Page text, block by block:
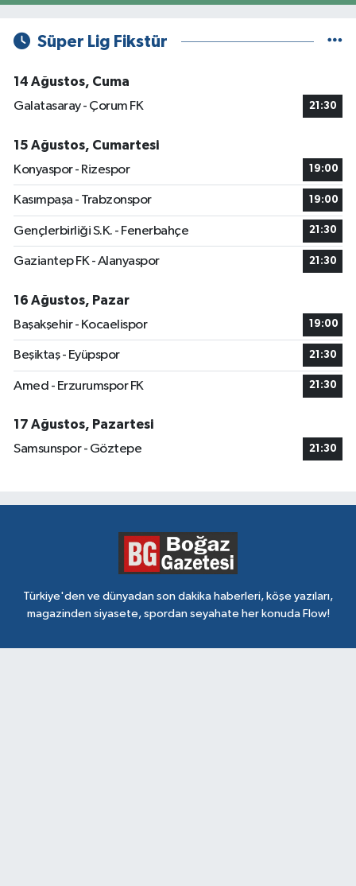
Süper Lig Fikstür
14 Ağustos, Cuma
Galatasaray - Çorum FK
21:30
15 Ağustos, Cumartesi
Konyaspor - Rizespor
19:00
Kasımpaşa - Trabzonspor 19:00
Gençlerbirliği S.K. - Fenerbahçe 21:30
Gaziantep FK - Alanyaspor 21:30
16 Ağustos, Pazar
Başakşehir - Kocaelispor
19:00
Beşiktaş - Eyüpspor 21:30
Amed - Erzurumspor FK 21:30
17 Ağustos, Pazartesi
Samsunspor - Göztepe
21:30
Türkiye'den ve dünyadan son dakika haberleri, köşe yazıları,
magazinden siyasete, spordan seyahate her konuda Flow!